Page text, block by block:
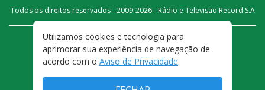
Todos os direitos reservados - 2009-2026- Rádio e Televisão Record S.A
FALE CONOSCO
PRIVACIDADE
TERMOS E CONDIÇÕES DE USO
Utilizamos cookies e tecnologia para
aprimorar sua experiência de navegação de
acordo com o Aviso de Privacidade.